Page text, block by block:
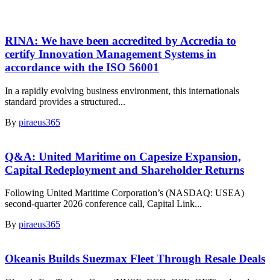
RINA: We have been accredited by Accredia to
certify Innovation Management Systems in
accordance with the ISO 56001
In a rapidly evolving business environment, this internationals
standard provides a structured...
By piraeus365
Q&A: United Maritime on Capesize Expansion,
Capital Redeployment and Shareholder Returns
Following United Maritime Corporation’s (NASDAQ: USEA)
second-quarter 2026 conference call, Capital Link...
By piraeus365
Okeanis Builds Suezmax Fleet Through Resale Deals